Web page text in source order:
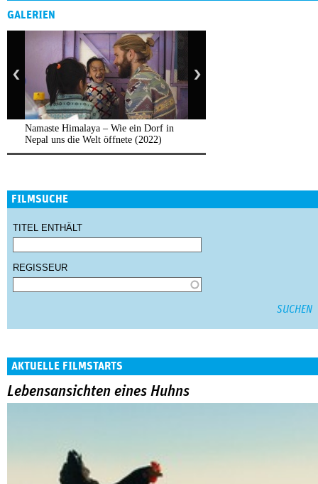
GALERIEN
Namaste Himalaya – Wie ein Dorf in
Nepal uns die Welt öffnete (2022)
FILMSUCHE
TITEL ENTHÄLT
REGISSEUR
AKTUELLE FILMSTARTS
Lebensansichten eines Huhns